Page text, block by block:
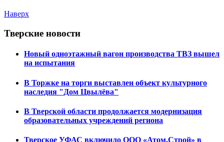
Наверх
Тверские новости
Новый одноэтажный вагон производства ТВЗ вышел
на испытания
В Торжке на торги выставлен объект культурного
наследия "Дом Цвылёва"
В Тверской области продолжается модернизация
образовательных учреждений региона
Тверское УФАС включило ООО «Атом.Строй» в